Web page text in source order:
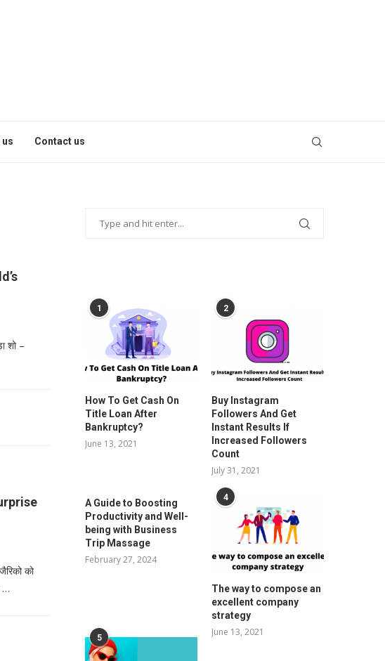
us Contact us
शो –
को
…
1
How To Get Cash On
Title Loan After
Bankruptcy?
June 13, 2021
2
Buy Instagram
Followers And Get
Instant Results If
Increased Followers
Count
July 31, 2021
A Guide to Boosting
Productivity and Well-
being with Business
Trip Massage
February 27, 2024
4
The way to compose an
excellent company
strategy
June 13, 2021
5